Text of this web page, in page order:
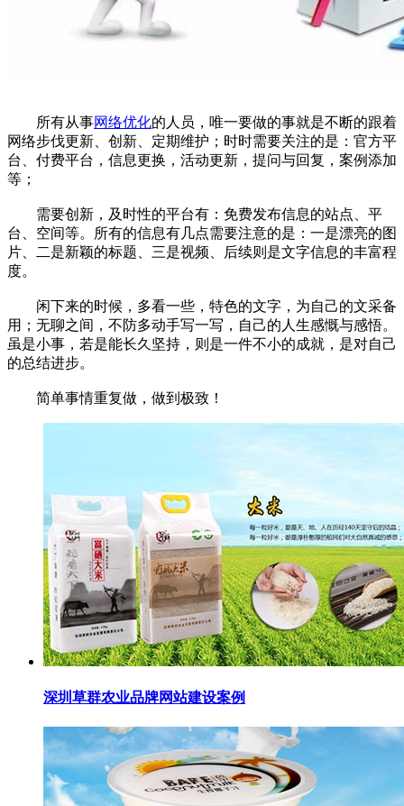
所有从事网络优化的人员，唯一要做的事就是不断的跟着
网络步伐更新、创新、定期维护；时时需要关注的是：官方平
台、付费平台，信息更换，活动更新，提问与回复，案例添加
等；
需要创新，及时性的平台有：免费发布信息的站点、平
台、空间等。所有的信息有几点需要注意的是：一是漂亮的图
片、二是新颖的标题、三是视频、后续则是文字信息的丰富程
度。
闲下来的时候，多看一些，特色的文字，为自己的文采备
用；无聊之间，不防多动手写一写，自己的人生感慨与感悟。
虽是小事，若是能长久坚持，则是一件不小的成就，是对自己
的总结进步。
简单事情重复做，做到极致！
深圳草群农业品牌网站建设案例